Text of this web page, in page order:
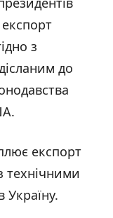
з
до
експорт
технічними
Україну.